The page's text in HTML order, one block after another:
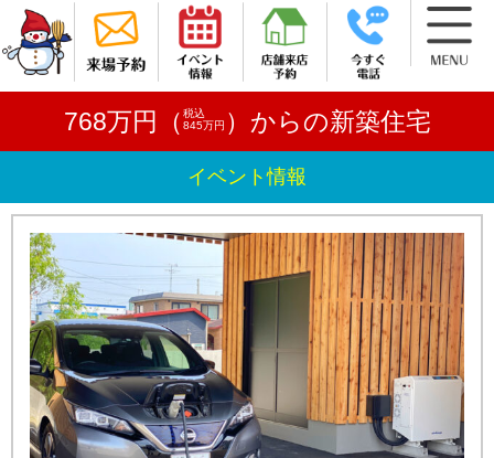
768万円（ 税込
845万円 ）からの新築住宅
イベント情報